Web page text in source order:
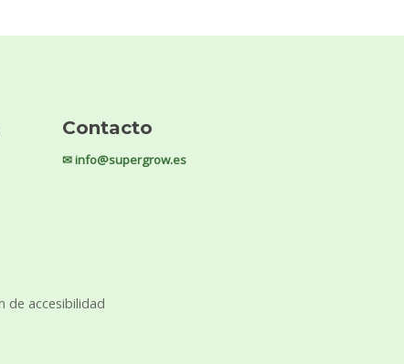
Contacto
✉ info@supergrow.es
de accesibilidad